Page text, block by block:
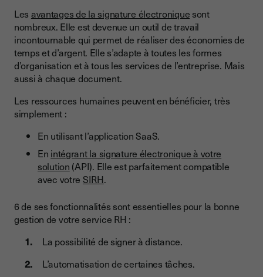
Les avantages de la signature électronique sont
nombreux. Elle est devenue un outil de travail
incontournable qui permet de réaliser des économies de
temps et d’argent. Elle s’adapte à toutes les formes
d’organisation et à tous les services de l’entreprise. Mais
aussi à chaque document.
Les ressources humaines peuvent en bénéficier, très
simplement :
En utilisant l’application SaaS.
En intégrant la signature électronique à votre
solution (API). Elle est parfaitement compatible
avec votre SIRH.
6 de ses fonctionnalités sont essentielles pour la bonne
gestion de votre service RH :
La possibilité de signer à distance.
L’automatisation de certaines tâches.